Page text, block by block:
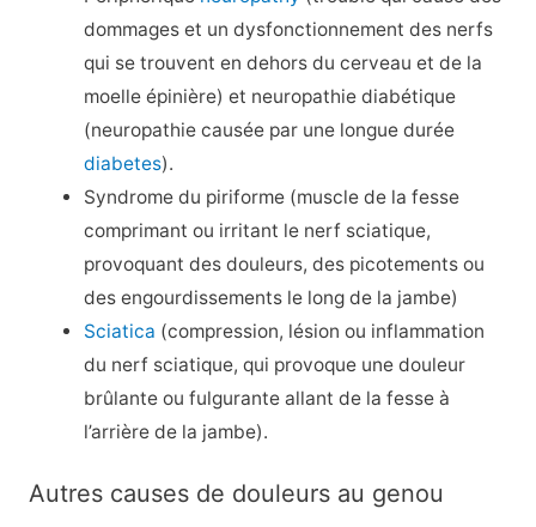
dommages et un dysfonctionnement des nerfs
qui se trouvent en dehors du cerveau et de la
moelle épinière) et neuropathie diabétique
(neuropathie causée par une longue durée
diabetes).
Syndrome du piriforme (muscle de la fesse
comprimant ou irritant le nerf sciatique,
provoquant des douleurs, des picotements ou
des engourdissements le long de la jambe)
Sciatica (compression, lésion ou inflammation
du nerf sciatique, qui provoque une douleur
brûlante ou fulgurante allant de la fesse à
l’arrière de la jambe).
Autres causes de douleurs au genou